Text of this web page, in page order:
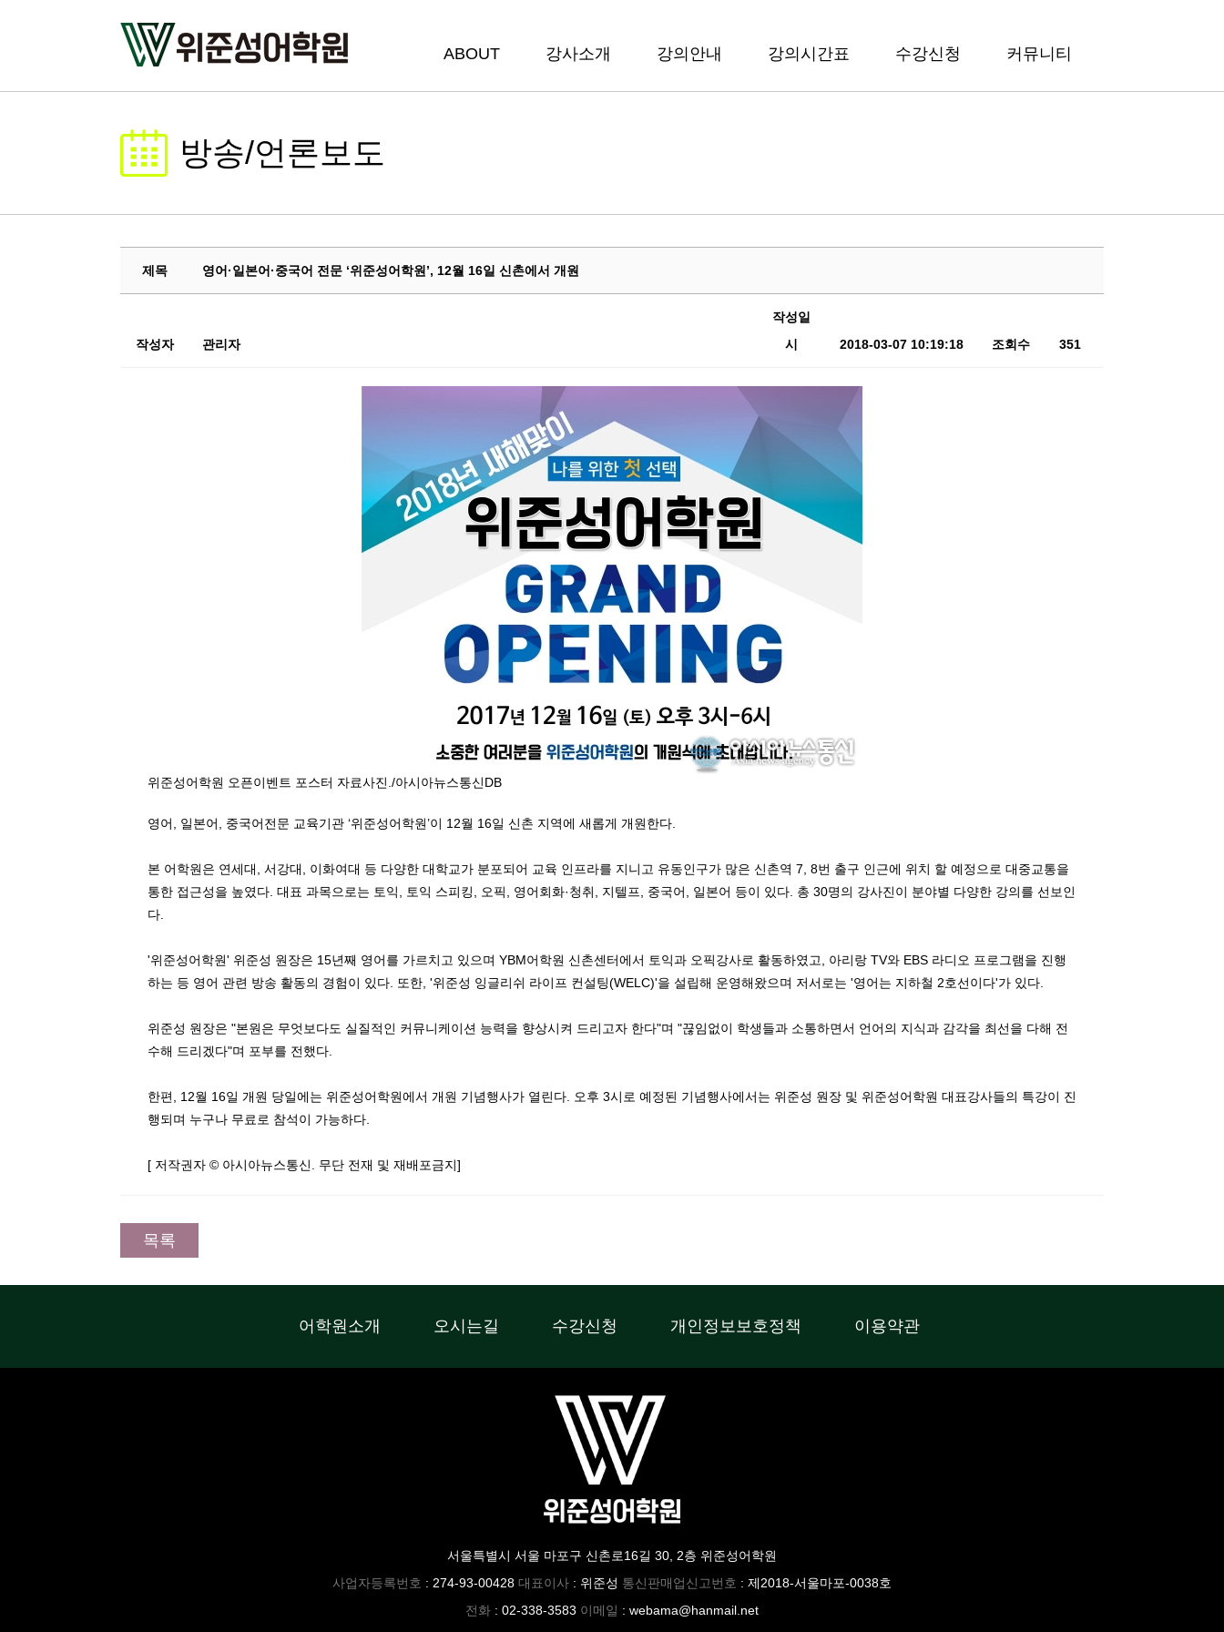
ABOUT 강사소개 강의안내 강의시간표 수강신청 커뮤니티
방송/언론보도
제목 영어·일본어·중국어 전문 ‘위준성어학원’, 12월 16일 신촌에서 개원
작성자 관리자
작성일
시
2018-03-07 10:19:18 조회수 351
위준성어학원 오픈이벤트 포스터 자료사진./아시아뉴스통신DB
영어, 일본어, 중국어전문 교육기관 ‘위준성어학원’이 12월 16일 신촌 지역에 새롭게 개원한다.
본 어학원은 연세대, 서강대, 이화여대 등 다양한 대학교가 분포되어 교육 인프라를 지니고 유동인구가 많은 신촌역 7, 8번 출구 인근에 위치 할 예정으로 대중교통을
통한 접근성을 높였다. 대표 과목으로는 토익, 토익 스피킹, 오픽, 영어회화·청취, 지텔프, 중국어, 일본어 등이 있다. 총 30명의 강사진이 분야별 다양한 강의를 선보인
다.
'위준성어학원' 위준성 원장은 15년째 영어를 가르치고 있으며 YBM어학원 신촌센터에서 토익과 오픽강사로 활동하였고, 아리랑 TV와 EBS 라디오 프로그램을 진행
하는 등 영어 관련 방송 활동의 경험이 있다. 또한, '위준성 잉글리쉬 라이프 컨설팅(WELC)'을 설립해 운영해왔으며 저서로는 '영어는 지하철 2호선이다'가 있다.
위준성 원장은 "본원은 무엇보다도 실질적인 커뮤니케이션 능력을 향상시켜 드리고자 한다"며 "끊임없이 학생들과 소통하면서 언어의 지식과 감각을 최선을 다해 전
수해 드리겠다"며 포부를 전했다.
한편, 12월 16일 개원 당일에는 위준성어학원에서 개원 기념행사가 열린다. 오후 3시로 예정된 기념행사에서는 위준성 원장 및 위준성어학원 대표강사들의 특강이 진
행되며 누구나 무료로 참석이 가능하다.
[ 저작권자 © 아시아뉴스통신. 무단 전재 및 재배포금지]
목록
어학원소개 오시는길 수강신청 개인정보보호정책 이용약관
서울특별시 서울 마포구 신촌로16길 30, 2층 위준성어학원
사업자등록번호 : 274-93-00428 대표이사 : 위준성 통신판매업신고번호 : 제2018-서울마포-0038호
전화 : 02-338-3583 이메일 : webama@hanmail.net